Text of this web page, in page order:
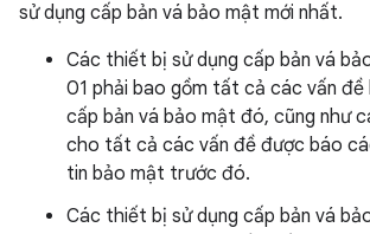
sử dụng cấp bản vá bảo mật mới nhất.
Các thiết bị sử dụng cấp bản vá
01 phải bao gồm tất cả các vấn đề
cấp bản vá bảo mật đó, cũng như
cho tất cả các vấn đề được báo
tin bảo mật trước đó.
Các thiết bị sử dụng cấp bản vá